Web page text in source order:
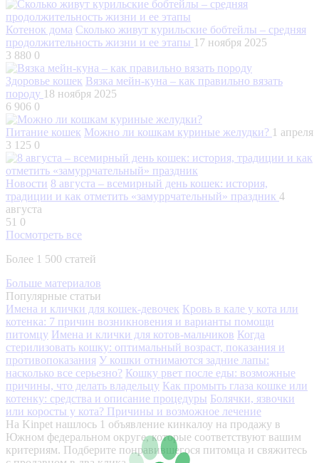
Котенок дома Сколько живут курильские бобтейлы – средняя
продолжительность жизни и ее этапы 17 ноября 2025
3 880 0
Здоровье кошек Вязка мейн-куна – как правильно вязать
породу 18 ноября 2025
6 906 0
Питание кошек Можно ли кошкам куриные желудки? 1 апреля
3 125 0
Новости 8 августа – всемирный день кошек: история,
традиции и как отметить «замуррчательный» праздник 4
августа
51 0
Посмотреть все
Более 1 500 статей
Больше материалов
Популярные статьи
Имена и клички для кошек-девочек Кровь в кале у кота или
котенка: 7 причин возникновения и варианты помощи
питомцу Имена и клички для котов-мальчиков Когда
стерилизовать кошку: оптимальный возраст, показания и
противопоказания У кошки отнимаются задние лапы:
насколько все серьезно? Кошку рвет после еды: возможные
причины, что делать владельцу Как промыть глаза кошке или
котенку: средства и описание процедуры Болячки, язвочки
или коросты у кота? Причины и возможное лечение
На Kinpet нашлось 1 объявление кинкалоу на продажу в
Южном федеральном округе, которые соответствуют вашим
критериям. Подберите понравившегося питомца и свяжитесь